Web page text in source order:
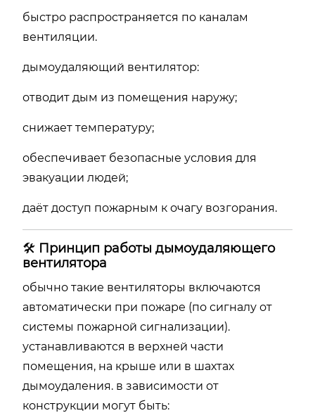
быстро распространяется по каналам
вентиляции.
дымоудаляющий вентилятор:
отводит дым из помещения наружу;
снижает температуру;
обеспечивает безопасные условия для
эвакуации людей;
даёт доступ пожарным к очагу возгорания.
🛠️ Принцип работы дымоудаляющего
вентилятора
обычно такие вентиляторы включаются
автоматически при пожаре (по сигналу от
системы пожарной сигнализации).
устанавливаются в верхней части
помещения, на крыше или в шахтах
дымоудаления. в зависимости от
конструкции могут быть: